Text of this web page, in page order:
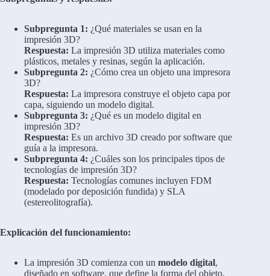
Subpregunta 1: ¿Qué materiales se usan en la
impresión 3D?
Respuesta: La impresión 3D utiliza materiales como
plásticos, metales y resinas, según la aplicación.
Subpregunta 2: ¿Cómo crea un objeto una impresora
3D?
Respuesta: La impresora construye el objeto capa por
capa, siguiendo un modelo digital.
Subpregunta 3: ¿Qué es un modelo digital en
impresión 3D?
Respuesta: Es un archivo 3D creado por software que
guía a la impresora.
Subpregunta 4: ¿Cuáles son los principales tipos de
tecnologías de impresión 3D?
Respuesta: Tecnologías comunes incluyen FDM
(modelado por deposición fundida) y SLA
(estereolitografía).
Explicación del funcionamiento:
La impresión 3D comienza con un modelo digital,
diseñado en software, que define la forma del objeto.